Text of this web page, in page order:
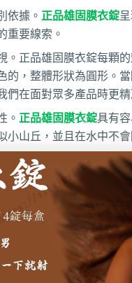
依據。 正品雄固膜衣錠
重要線索。
。正品雄固膜衣錠每顆
的，整體形狀為圓形。
們在面對眾多產品時更
。 正品雄固膜衣錠具有
山丘，並且在水中不會